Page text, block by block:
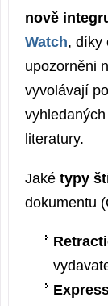
nově
Watch, díky
upozorněni
vyvolávají
literatury.
Jaké typy
dokumentu